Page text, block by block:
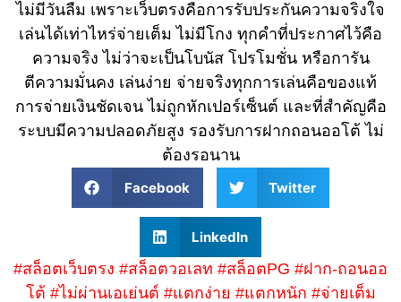
ไม่มีวันลืม เพราะเว็บตรงคือการรับประกันความจริงใจ
เล่นได้เท่าไหร่จ่ายเต็ม ไม่มีโกง ทุกคำที่ประกาศไว้คือ
ความจริง ไม่ว่าจะเป็นโบนัส โปรโมชั่น หรือการัน
ตีความมั่นคง เล่นง่าย จ่ายจริงทุกการเล่นคือของแท้
การจ่ายเงินชัดเจน ไม่ถูกหักเปอร์เซ็นต์ และที่สำคัญคือ
ระบบมีความปลอดภัยสูง รองรับการฝากถอนออโต้ ไม่
ต้องรอนาน
Facebook Twitter
LinkedIn
#สล็อตเว็บตรง #สล็อตวอเลท #สล็อตPG #ฝาก-ถอนออ
โต้ #ไม่ผ่านเอเย่นต์ #แตกง่าย #แตกหนัก #จ่ายเต็ม